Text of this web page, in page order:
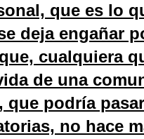
que es lo
deja engañar
cualquiera
de una
que podría
no hace